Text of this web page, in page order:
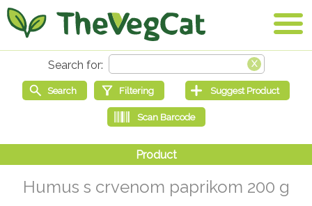
Humus s crvenom paprikom 200 g